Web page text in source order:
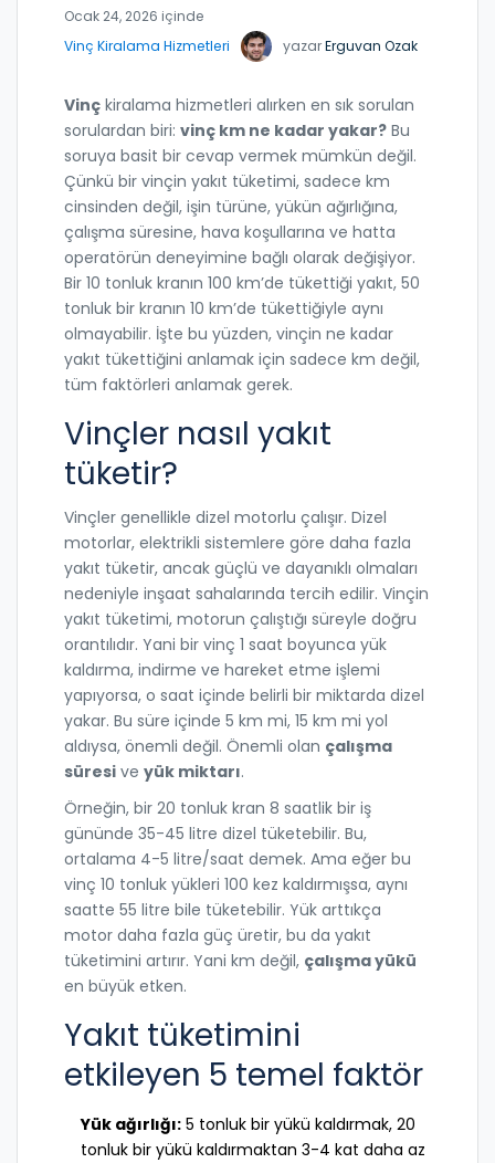
Ocak 24, 2026 içinde
Vinç Kiralama Hizmetleri
yazarErguvan Ozak
Vinç kiralama hizmetleri alırken en sık sorulan
sorulardan biri: vinç km ne kadar yakar? Bu
soruya basit bir cevap vermek mümkün değil.
Çünkü bir vinçin yakıt tüketimi, sadece km
cinsinden değil, işin türüne, yükün ağırlığına,
çalışma süresine, hava koşullarına ve hatta
operatörün deneyimine bağlı olarak değişiyor.
Bir 10 tonluk kranın 100 km’de tükettiği yakıt, 50
tonluk bir kranın 10 km’de tükettiğiyle aynı
olmayabilir. İşte bu yüzden, vinçin ne kadar
yakıt tükettiğini anlamak için sadece km değil,
tüm faktörleri anlamak gerek.
Vinçler nasıl yakıt
tüketir?
Vinçler genellikle dizel motorlu çalışır. Dizel
motorlar, elektrikli sistemlere göre daha fazla
yakıt tüketir, ancak güçlü ve dayanıklı olmaları
nedeniyle inşaat sahalarında tercih edilir. Vinçin
yakıt tüketimi, motorun çalıştığı süreyle doğru
orantılıdır. Yani bir vinç 1 saat boyunca yük
kaldırma, indirme ve hareket etme işlemi
yapıyorsa, o saat içinde belirli bir miktarda dizel
yakar. Bu süre içinde 5 km mi, 15 km mi yol
aldıysa, önemli değil. Önemli olan çalışma
süresi ve yük miktarı.
Örneğin, bir 20 tonluk kran 8 saatlik bir iş
gününde 35-45 litre dizel tüketebilir. Bu,
ortalama 4-5 litre/saat demek. Ama eğer bu
vinç 10 tonluk yükleri 100 kez kaldırmışsa, aynı
saatte 55 litre bile tüketebilir. Yük arttıkça
motor daha fazla güç üretir, bu da yakıt
tüketimini artırır. Yani km değil, çalışma yükü
en büyük etken.
Yakıt tüketimini
etkileyen 5 temel faktör
Yük ağırlığı: 5 tonluk bir yükü kaldırmak, 20
tonluk bir yükü kaldırmaktan 3-4 kat daha az